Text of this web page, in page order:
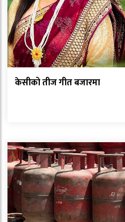
केसीको तीज गीत बजारमा